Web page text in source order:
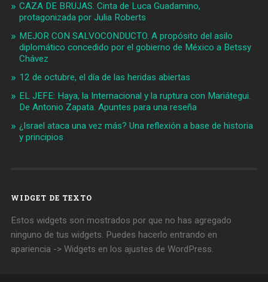
CAZA DE BRUJAS. Cinta de Luca Guadamino,
protagonizada por Julia Roberts
MEJOR CON SALVOCONDUCTO. A propósito del asilo
diplomático concedido por el gobierno de México a Betssy
Chávez
12 de octubre, el día de las heridas abiertas
EL JEFE: Haya, la Internacional y la ruptura con Mariátegui.
De Antonio Zapata. Apuntes para una reseña
¿Israel ataca una vez más? Una reflexión a base de historia
y principios
WIDGET DE TEXTO
Estos widgets son mostrados por que no has agregado
ninguno de tus widgets. Puedes hacerlo entrando en
apariencia -> Widgets en los ajustes de WordPress.